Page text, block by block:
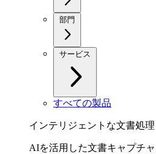
部門
サービス
すべての製品
インテリジェントな文書処理
AIを活用した文書キャプチ